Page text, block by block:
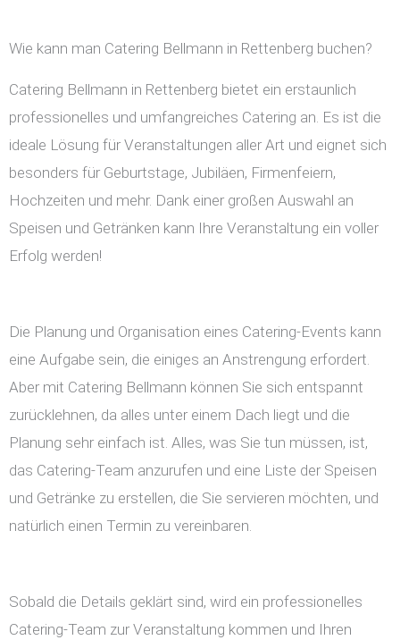
Wie kann man Catering Bellmann in Rettenberg buchen?
Catering Bellmann in Rettenberg bietet ein erstaunlich
professionelles und umfangreiches Catering an. Es ist die
ideale Lösung für Veranstaltungen aller Art und eignet sich
besonders für Geburtstage, Jubiläen, Firmenfeiern,
Hochzeiten und mehr. Dank einer großen Auswahl an
Speisen und Getränken kann Ihre Veranstaltung ein voller
Erfolg werden!
Die Planung und Organisation eines Catering-Events kann
eine Aufgabe sein, die einiges an Anstrengung erfordert.
Aber mit Catering Bellmann können Sie sich entspannt
zurücklehnen, da alles unter einem Dach liegt und die
Planung sehr einfach ist. Alles, was Sie tun müssen, ist,
das Catering-Team anzurufen und eine Liste der Speisen
und Getränke zu erstellen, die Sie servieren möchten, und
natürlich einen Termin zu vereinbaren.
Sobald die Details geklärt sind, wird ein professionelles
Catering-Team zur Veranstaltung kommen und Ihren